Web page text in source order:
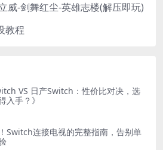
威-剑舞红尘-英雄志楼(解压即玩)
教程
VS 日产Switch：性价比对决，选
入手？》
Switch连接电视的完整指南，告别单